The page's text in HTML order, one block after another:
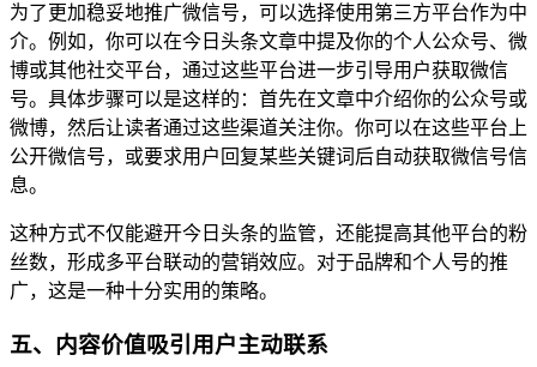
为了更加稳妥地推广微信号，可以选择使用第三方平台作为中
介。例如，你可以在今日头条文章中提及你的个人公众号、微
博或其他社交平台，通过这些平台进一步引导用户获取微信
号。具体步骤可以是这样的：首先在文章中介绍你的公众号或
微博，然后让读者通过这些渠道关注你。你可以在这些平台上
公开微信号，或要求用户回复某些关键词后自动获取微信号信
息。
这种方式不仅能避开今日头条的监管，还能提高其他平台的粉
丝数，形成多平台联动的营销效应。对于品牌和个人号的推
广，这是一种十分实用的策略。
五、内容价值吸引用户主动联系